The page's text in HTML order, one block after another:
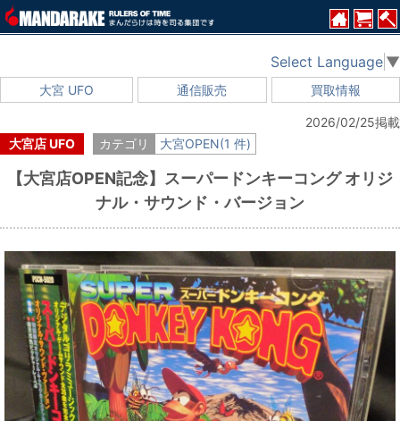
大宮 UFO 通信販売 買取情報
Select Language ▼
大宮店 UFO カテゴリ 大宮OPEN(1 件)
2026/02/25掲載
【大宮店OPEN記念】スーパードンキーコング オリジ
ナル・サウンド・バージョン